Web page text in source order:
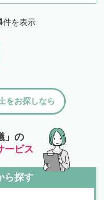
件を表示
」の
ービス
をお探しなら
ら探す